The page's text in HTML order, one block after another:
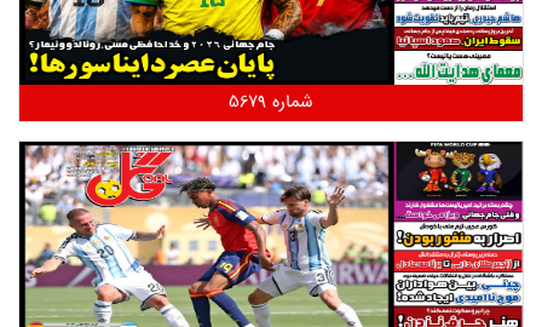
شماره 5679